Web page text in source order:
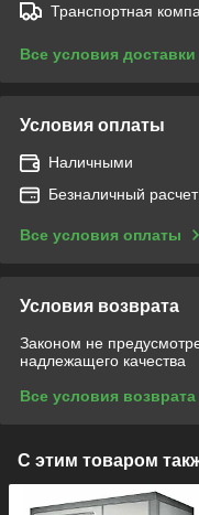
Транспортная
Все условия доставки
Условия оплаты
Наличными
Безналичный расчет
Все условия оплаты
Условия возврата
Законом не
надлежащего качества
Все условия возврата
С этим товаром